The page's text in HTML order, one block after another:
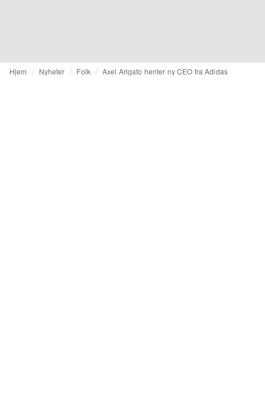
Hjem Nyheter Folk Axel Arigato henter ny CEO fra Adidas